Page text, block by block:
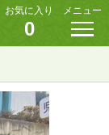
お気に入り
0
メニュー